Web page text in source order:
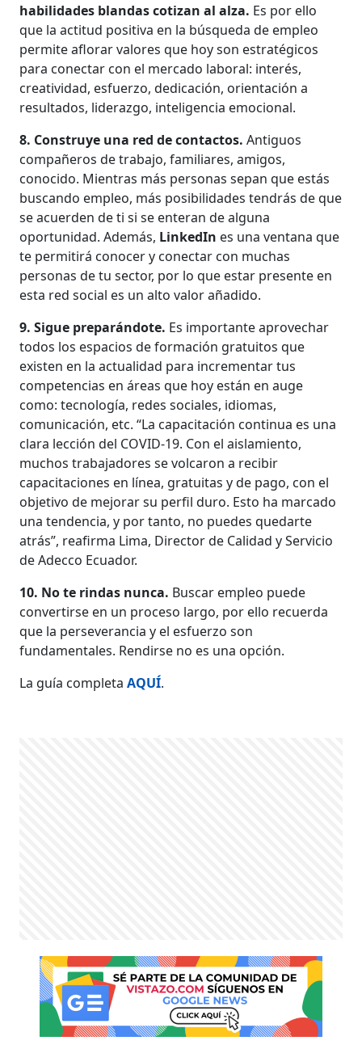
habilidades blandas cotizan al alza. Es por ello
que la actitud positiva en la búsqueda de empleo
permite aflorar valores que hoy son estratégicos
para conectar con el mercado laboral: interés,
creatividad, esfuerzo, dedicación, orientación a
resultados, liderazgo, inteligencia emocional.
8. Construye una red de contactos. Antiguos
compañeros de trabajo, familiares, amigos,
conocido. Mientras más personas sepan que estás
buscando empleo, más posibilidades tendrás de que
se acuerden de ti si se enteran de alguna
oportunidad. Además, LinkedIn es una ventana que
te permitirá conocer y conectar con muchas
personas de tu sector, por lo que estar presente en
esta red social es un alto valor añadido.
9. Sigue preparándote. Es importante aprovechar
todos los espacios de formación gratuitos que
existen en la actualidad para incrementar tus
competencias en áreas que hoy están en auge
como: tecnología, redes sociales, idiomas,
comunicación, etc. “La capacitación continua es una
clara lección del COVID-19. Con el aislamiento,
muchos trabajadores se volcaron a recibir
capacitaciones en línea, gratuitas y de pago, con el
objetivo de mejorar su perfil duro. Esto ha marcado
una tendencia, y por tanto, no puedes quedarte
atrás”, reafirma Lima, Director de Calidad y Servicio
de Adecco Ecuador.
10. No te rindas nunca. Buscar empleo puede
convertirse en un proceso largo, por ello recuerda
que la perseverancia y el esfuerzo son
fundamentales. Rendirse no es una opción.
La guía completaAQUÍ.